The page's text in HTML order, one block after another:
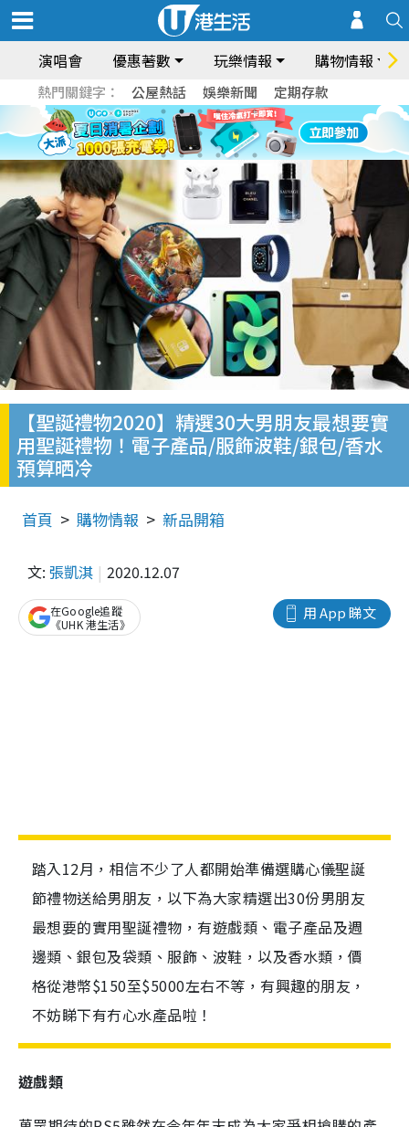
演唱會 優惠著數 玩樂情報 購物情報
熱門關鍵字： 公屋熱話 娛樂新聞 定期存款
【聖誕禮物2020】精選30大男朋友最想要實
用聖誕禮物！電子產品/服飾波鞋/銀包/香水
預算晒冷
首頁 購物情報 新品開箱
文: 張凱淇 2020.12.07
用 App 睇文
在Google追蹤
《UHK 港生活》
踏入12月，相信不少了人都開始準備選購心儀聖誕
節禮物送給男朋友，以下為大家精選出30份男朋友
最想要的實用聖誕禮物，有遊戲類、電子產品及週
邊類、銀包及袋類、服飾、波鞋，以及香水類，價
格從港幣$150至$5000左右不等，有興趣的朋友，
不妨睇下有冇心水產品啦！
遊戲類